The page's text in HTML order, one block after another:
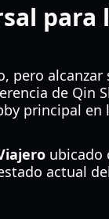
para
pero
de Qin
principal
ubicado
actual